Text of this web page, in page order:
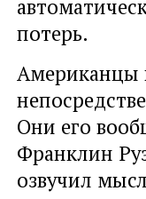
потерь.
Американцы
Они его
Франклин
озвучил